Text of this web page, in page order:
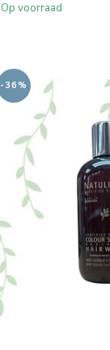
Op voorraad
-36%